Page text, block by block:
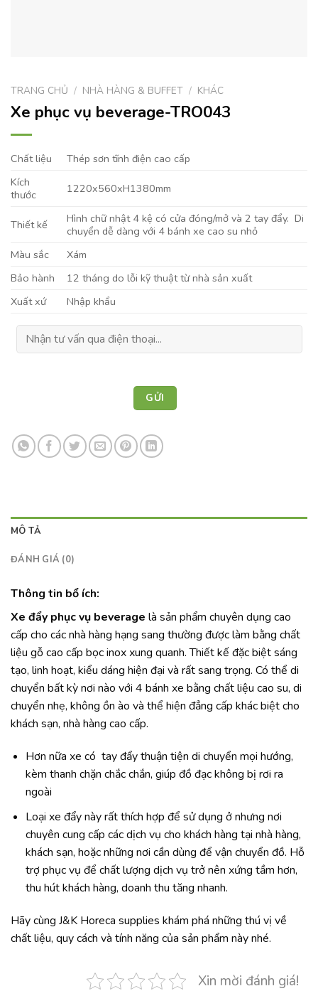
TRANG CHỦ / NHÀ HÀNG & BUFFET / KHÁC
Xe phục vụ beverage-TRO043
Chất liệu
Thép sơn tĩnh điện cao cấp
Kích
thước
1220x560xH1380mm
Thiết kế
Hình chữ nhật 4 kệ có cửa đóng/mở và 2 tay đẩy. Di
chuyển dễ dàng với 4 bánh xe cao su nhỏ
Màu sắc
Xám
Bảo hành
12 tháng do lỗi kỹ thuật từ nhà sản xuất
Xuất xứ
Nhập khẩu
MÔ TẢ
ĐÁNH GIÁ (0)
Thông tin bổ ích:
Xe đẩy phục vụ beverage là sản phẩm chuyên dụng cao
cấp cho các nhà hàng hạng sang thường được làm bằng chất
liệu gỗ cao cấp bọc inox xung quanh. Thiết kế đặc biệt sáng
tạo, linh hoạt, kiểu dáng hiện đại và rất sang trọng. Có thể di
chuyển bất kỳ nơi nào với 4 bánh xe bằng chất liệu cao su, di
chuyển nhẹ, không ồn ào và thể hiện đẳng cấp khác biệt cho
khách sạn, nhà hàng cao cấp.
Hơn nữa xe có tay đẩy thuận tiện di chuyển mọi hướng,
kèm thanh chặn chắc chắn, giúp đồ đạc không bị rơi ra
ngoài
Loại xe đẩy này rất thích hợp để sử dụng ở nhưng nơi
chuyên cung cấp các dịch vụ cho khách hàng tại nhà hàng,
khách sạn, hoặc những nơi cần dùng để vận chuyển đồ. Hỗ
trợ phục vụ để chất lượng dịch vụ trở nên xứng tầm hơn,
thu hút khách hàng, doanh thu tăng nhanh.
Hãy cùng J&K Horeca supplies khám phá những thú vị về
chất liệu, quy cách và tính năng của sản phẩm này nhé.
Xin mời đánh giá!